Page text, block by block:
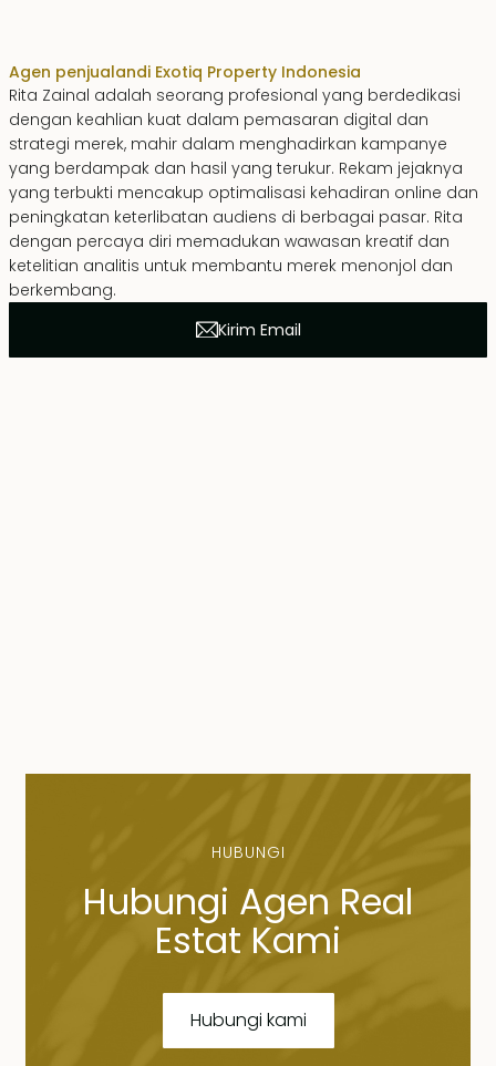
Agen penjualandi Exotiq Property Indonesia
Rita Zainal adalah seorang profesional yang berdedikasi
dengan keahlian kuat dalam pemasaran digital dan
strategi merek, mahir dalam menghadirkan kampanye
yang berdampak dan hasil yang terukur. Rekam jejaknya
yang terbukti mencakup optimalisasi kehadiran online dan
peningkatan keterlibatan audiens di berbagai pasar. Rita
dengan percaya diri memadukan wawasan kreatif dan
ketelitian analitis untuk membantu merek menonjol dan
berkembang.
Kirim Email
HUBUNGI
Hubungi Agen Real
Estat Kami
Hubungi kami